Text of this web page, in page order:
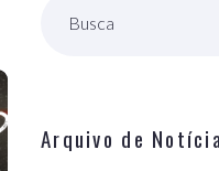
Busca
Arquivo de